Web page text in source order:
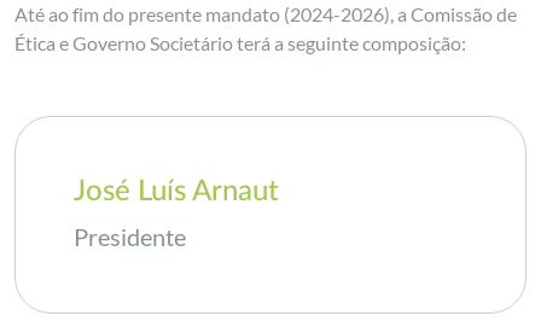
Até ao fim do presente mandato (2024-2026), a Comissão de
Ética e Governo Societário terá a seguinte composição:
José Luís Arnaut
Presidente